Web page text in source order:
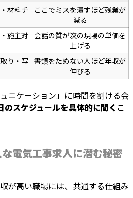
材料チ
ここでミスを潰すほど残業が
減る
施主対
会話の質が次の現場の単価を
上げる
り・写
書類をためない人ほど年収が
伸びる
ニケーション」に時間を割ける会
のスケジュールを具体的に聞く こ
電気工事求人に潜む秘密
が高い職場には、共通する仕組み